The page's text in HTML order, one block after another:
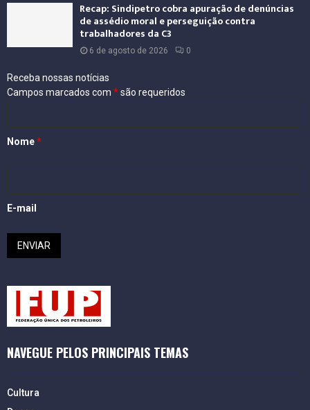
Recap: Sindipetro cobra apuração de denúncias
de assédio moral e perseguição contra
trabalhadores da C3
6 de agosto de 2026 0
Receba nossas notícias
Campos marcados com *são requeridos
Nome*
E-mail
NAVEGUE PELOS PRINCIPAIS TEMAS
Cultura